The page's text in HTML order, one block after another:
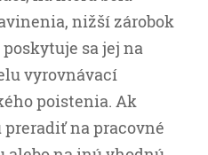
nižší zárobok
sa jej na
vyrovnávací
poistenia. Ak
na pracovné